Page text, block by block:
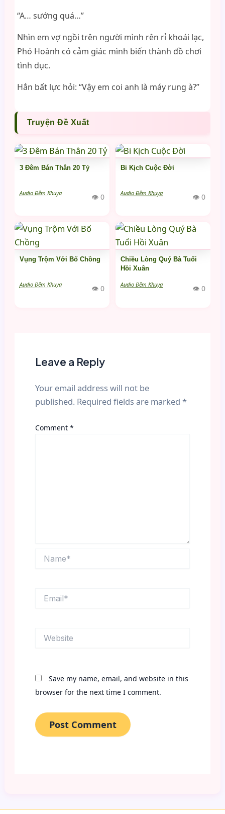
“A… sướng quá…”
Nhìn em vợ ngồi trên người mình rên rỉ khoái lạc,
Phó Hoành có cảm giác mình biến thành đồ chơi
tình dục.
Hắn bất lực hỏi: “Vậy em coi anh là máy rung à?”
Truyện Đề Xuất
3 Đêm Bán Thân 20 Tỷ
Audio Đêm Khuya 👁 0
Bi Kịch Cuộc Đời
Audio Đêm Khuya 👁 0
Vụng Trộm Với Bố Chồng
Audio Đêm Khuya 👁 0
Chiều Lòng Quý Bà Tuổi
Hồi Xuân
Audio Đêm Khuya 👁 0
Leave a Reply
Your email address will not be
published. Required fields are marked *
Comment *
Save my name, email, and website in this
browser for the next time I comment.